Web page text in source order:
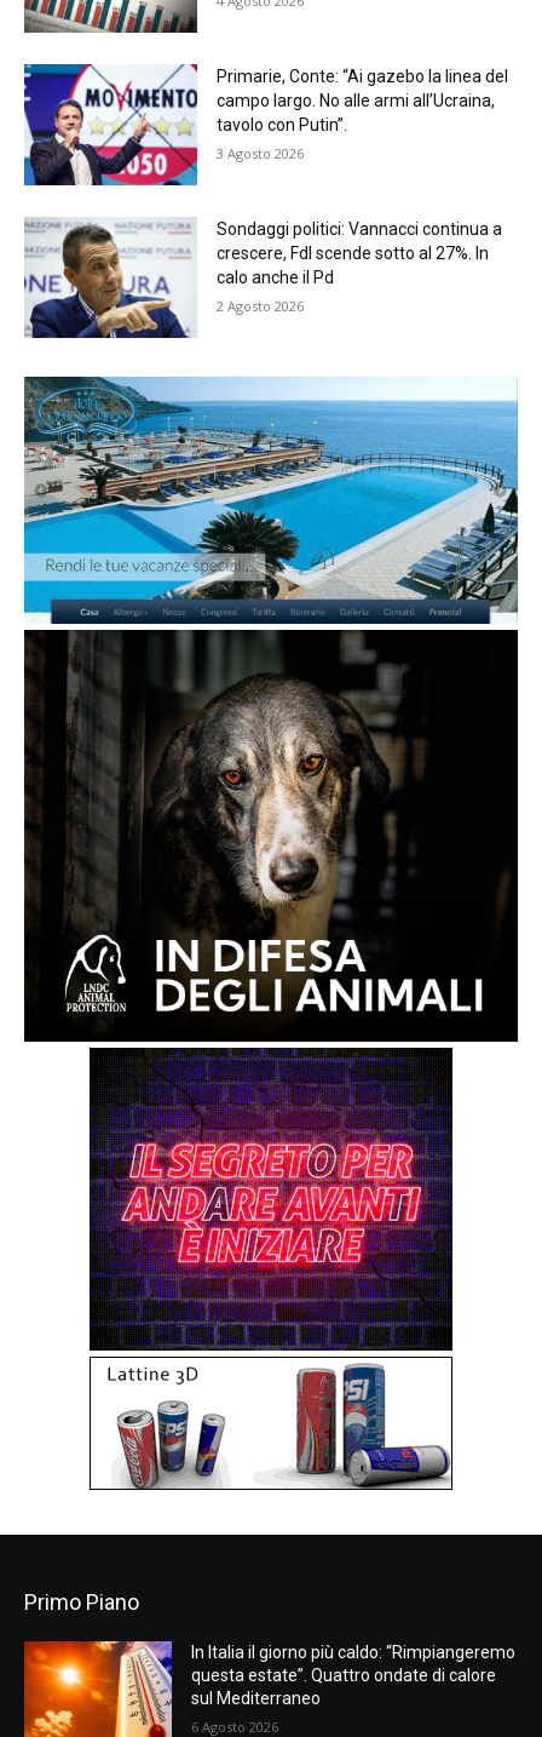
Primarie, Conte: “Ai gazebo la linea del
campo largo. No alle armi all’Ucraina,
tavolo con Putin”.
3 Agosto 2026
Sondaggi politici: Vannacci continua a
crescere, FdI scende sotto al 27%. In
calo anche il Pd
2 Agosto 2026
Primo Piano
In Italia il giorno più caldo: “Rimpiangeremo
questa estate”. Quattro ondate di calore
sul Mediterraneo
6 Agosto 2026